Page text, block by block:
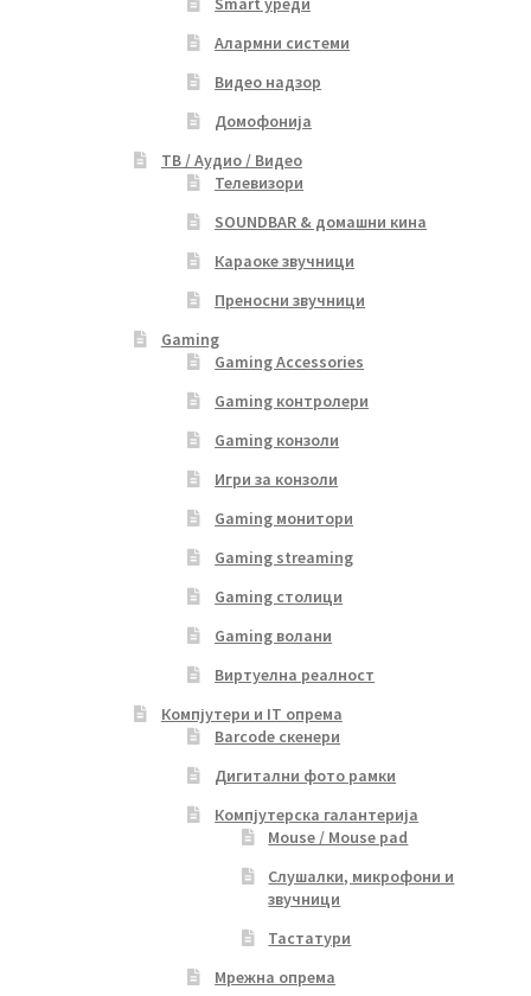
Алармни системи
Видео надзор
Домофонија
ТВ / Аудио / Видео
Телевизори
SOUNDBAR & домашни кина
Караоке звучници
Преносни звучници
Gaming
Gaming Accessories
Gaming контролери
Gaming конзоли
Игри за конзоли
Gaming монитори
Gaming streaming
Gaming столици
Gaming волани
Виртуелна реалност
Компјутери и IT опрема
Barcode скенери
Дигитални фото рамки
Компјутерска галантерија
Mouse / Mouse pad
Слушалки, микрофони и
звучници
Тастатури
Мрежна опрема